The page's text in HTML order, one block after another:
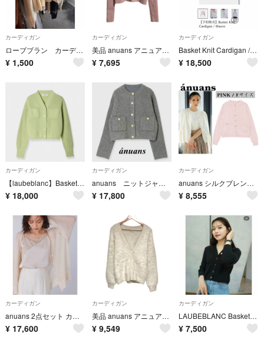
カーディガン
ローブブラン カーディガン
¥ 1,500
カーディガン
美品 anuans アニュアンス リトルケーブルニットカーディガン サイズF ピンク レディース 古着 中古 USED
¥ 7,695
カーディガン
Basket Knit Cardigan / Mauve
¥ 18,500
カーディガン
【laubeblanc】Basket Knit Cardigan / ピスタチオ
¥ 18,000
カーディガン
anuans ニットジャケット ラクーンブレンド ノーカラー グレー
¥ 17,800
カーディガン
anuans シルクブレンドニットカーディガン ピンク
¥ 8,555
カーディガン
anuans 2点セット カーディガン＋キャミソール
¥ 17,600
カーディガン
美品 anuans アニュアンス スーリーアルパカ ニットカーディガン F ホワイト レディース 古着 中古 USED
¥ 9,549
カーディガン
LAUBEBLANC Basket Knit Cardigan
¥ 7,500